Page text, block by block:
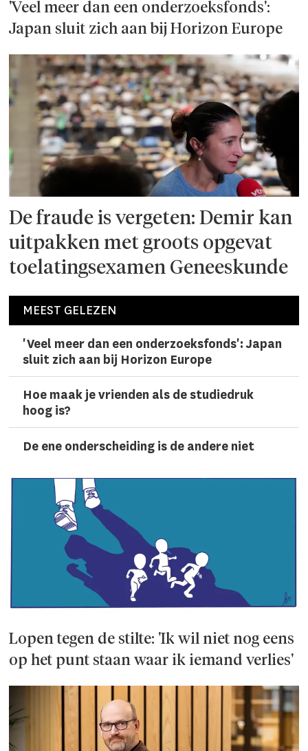
'Veel meer dan een onderzoeks­fonds':
Japan sluit zich aan bij Horizon Europe
De fraude is vergeten: Demir kan
uitpakken met groots opgevat
toelatingsexamen Geneeskunde
MEEST GELEZEN
'Veel meer dan een onderzoeks­fonds': Japan
sluit zich aan bij Horizon Europe
Hoe maak je vrienden als de studiedruk
hoog is?
De ene onderscheiding is de andere niet
Lopen tegen de stilte: 'Ik wil niet nog eens
op het punt staan waar ik iemand verlies'